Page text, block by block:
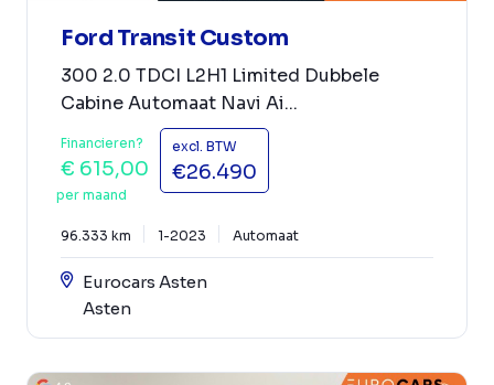
Ford Transit Custom
300 2.0 TDCI L2H1 Limited Dubbele
Cabine Automaat Navi Ai...
Financieren?
€ 615,00
per maand
excl. BTW
€26.490
96.333 km 1-2023 Automaat
Eurocars Asten
Asten